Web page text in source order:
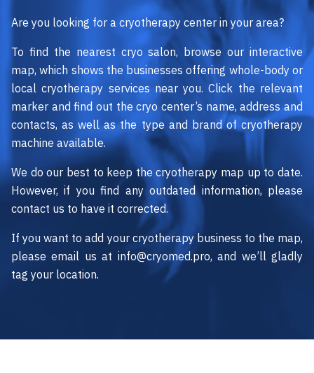
Are you looking for a cryotherapy center in your area?
To find the nearest cryo salon, browse our interactive
map, which shows the businesses offering whole-body or
local cryotherapy services near you. Click the relevant
marker and find out the cryo center’s name, address and
contacts, as well as the type and brand of cryotherapy
machine available.
We do our best to keep the cryotherapy map up to date.
However, if you find any outdated information, please
contact us to have it corrected.
If you want to add your cryotherapy business to the map,
please email us at info@cryomed.pro, and we’ll gladly
tag your location.